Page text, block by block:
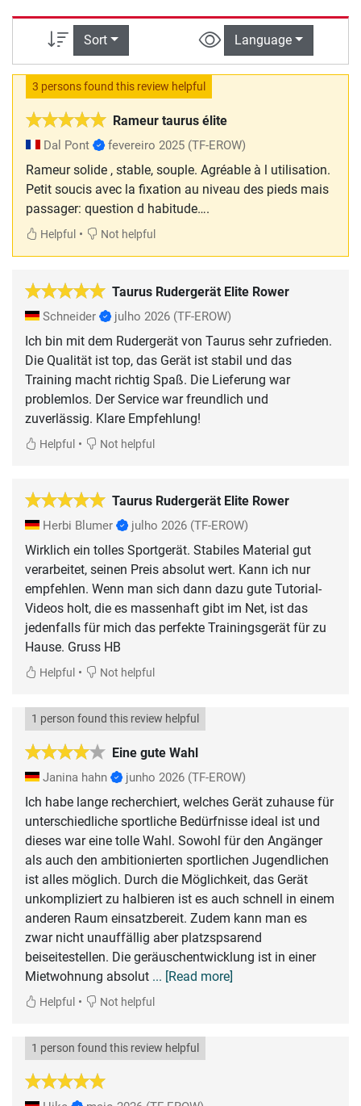
Sort Language
Rameur taurus élite
3 persons found this review helpful
Dal Pont fevereiro 2025 (TF-EROW)
Rameur solide , stable, souple. Agréable à l utilisation.
Petit soucis avec la fixation au niveau des pieds mais
passager: question d habitude….
Helpful • Not helpful
Taurus Rudergerät Elite Rower
Schneider julho 2026 (TF-EROW)
Ich bin mit dem Rudergerät von Taurus sehr zufrieden.
Die Qualität ist top, das Gerät ist stabil und das
Training macht richtig Spaß. Die Lieferung war
problemlos. Der Service war freundlich und
zuverlässig. Klare Empfehlung!
Helpful • Not helpful
Taurus Rudergerät Elite Rower
Herbi Blumer julho 2026 (TF-EROW)
Wirklich ein tolles Sportgerät. Stabiles Material gut
verarbeitet, seinen Preis absolut wert. Kann ich nur
empfehlen. Wenn man sich dann dazu gute Tutorial-
Videos holt, die es massenhaft gibt im Net, ist das
jedenfalls für mich das perfekte Trainingsgerät für zu
Hause. Gruss HB
Helpful • Not helpful
Eine gute Wahl
1 person found this review helpful
Janina hahn junho 2026 (TF-EROW)
Ich habe lange recherchiert, welches Gerät zuhause für
unterschiedliche sportliche Bedürfnisse ideal ist und
dieses war eine tolle Wahl. Sowohl für den Angänger
als auch den ambitionierten sportlichen Jugendlichen
ist alles möglich. Durch die Möglichkeit, das Gerät
unkompliziert zu halbieren ist es auch schnell in einem
anderen Raum einsatzbereit. Zudem kann man es
zwar nicht unauffällig aber platzspsarend
beiseitestellen. Die geräuschentwicklung ist in einer
Mietwohnung absolut ... [Read more]
Helpful • Not helpful
1 person found this review helpful